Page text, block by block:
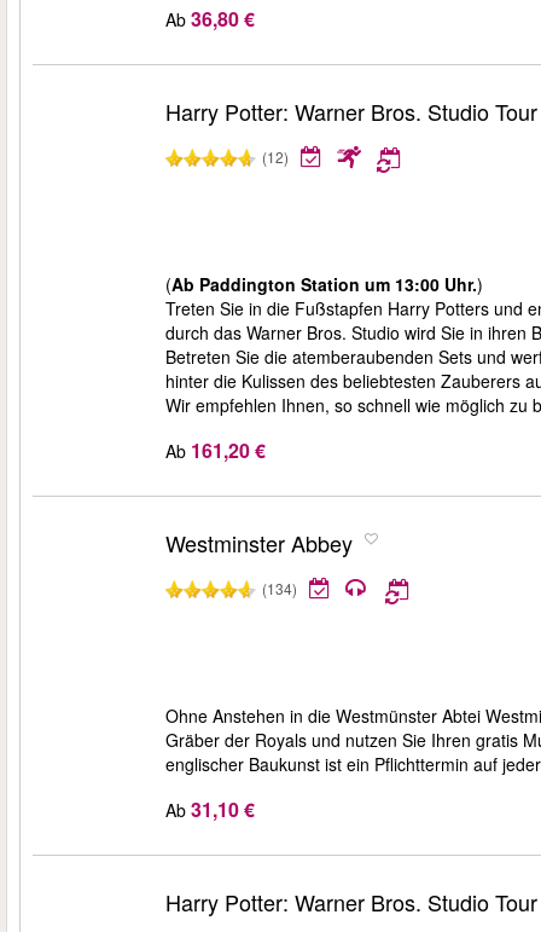
Ab 36,80 €
Harry Potter: Warner Bros. Studio
(12)
(Ab Paddington Station um 13:00 Uhr.)
Treten Sie in die Fußstapfen Harry Potters und
durch das Warner Bros. Studio wird Sie in ihren
Betreten Sie die atemberaubenden Sets und
hinter die Kulissen des beliebtesten Zauberers
Wir empfehlen Ihnen, so schnell wie möglich zu
Ab 161,20 €
Westminster Abbey
(134)
Ohne Anstehen in die Westmünster Abtei
Gräber der Royals und nutzen Sie Ihren gratis
englischer Baukunst ist ein Pflichttermin auf
Ab 31,10 €
Harry Potter: Warner Bros. Studio